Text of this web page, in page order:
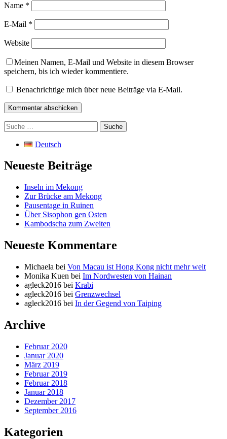
Name *
E-Mail *
Website
Meinen Namen, E-Mail und Website in diesem Browser
speichern, bis ich wieder kommentiere.
Benachrichtige mich über neue Beiträge via E-Mail.
Suche
nach:
Deutsch
Neueste Beiträge
Inseln im Mekong
Zur Brücke am Mekong
Pausentage in Ruinen
Über Sisophon gen Osten
Kambodscha zum Zweiten
Neueste Kommentare
Michaela bei Von Macau ist Hong Kong nicht mehr weit
Monika Kuen bei Im Nordwesten von Hainan
agleck2016 bei Krabi
agleck2016 bei Grenzwechsel
agleck2016 bei In der Gegend von Taiping
Archive
Februar 2020
Januar 2020
März 2019
Februar 2019
Februar 2018
Januar 2018
Dezember 2017
September 2016
Kategorien